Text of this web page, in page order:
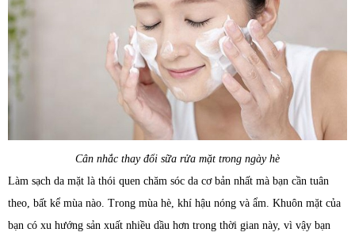
Cân nhắc thay đổi sữa rửa mặt trong ngày hè
Làm sạch da mặt là thói quen chăm sóc da cơ bản nhất mà bạn cần tuân
theo, bất kể mùa nào. Trong mùa hè, khí hậu nóng và ẩm. Khuôn mặt của
bạn có xu hướng sản xuất nhiều dầu hơn trong thời gian này, vì vậy bạn